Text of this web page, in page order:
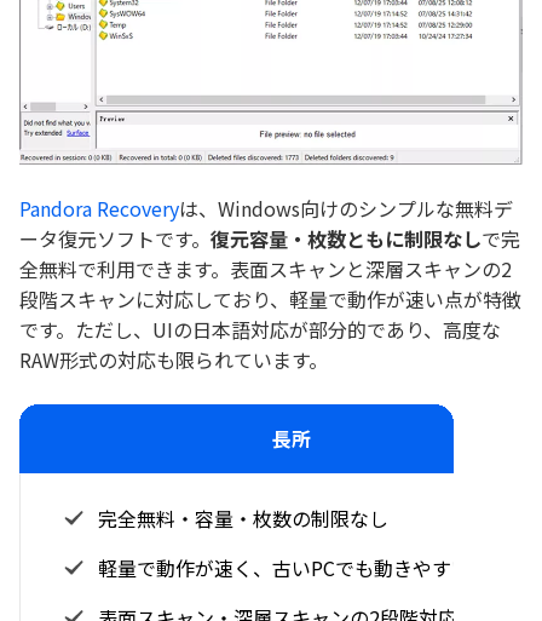
Pandora Recoveryは、Windows向けのシンプルな無料デ
ータ復元ソフトです。 復元容量・枚数ともに制限なしで完
全無料で利用できます。表面スキャンと深層スキャンの2
段階スキャンに対応しており、軽量で動作が速い点が特徴
です。ただし、UIの日本語対応が部分的であり、高度な
RAW形式の対応も限られています。
長所
完全無料・容量・枚数の制限なし
軽量で動作が速く、古いPCでも動きやすい